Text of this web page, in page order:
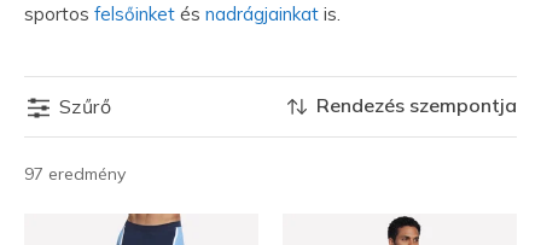
sportos felsőinket és nadrágjainkat is.
Szűrő
97 eredmény
Rendezés szempontja